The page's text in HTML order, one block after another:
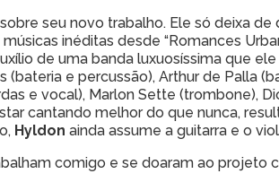
seu novo trabalho. Ele só deixa
inéditas desde “Romances
de uma banda luxuosíssima que
(bateria e percussão), Arthur de Palla
e vocal), Marlon Sette (trombone),
cantando melhor do que nunca,
Hyldon ainda assume a guitarra e o
comigo e se doaram ao